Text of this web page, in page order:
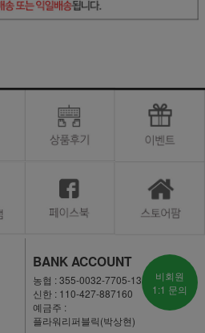
BANK ACCOUNT
농협 : 355-0032-7705-13
신한 : 110-427-887160
예금주 :
플라워리퍼블릭(박상현)
비회원
1:1 문의